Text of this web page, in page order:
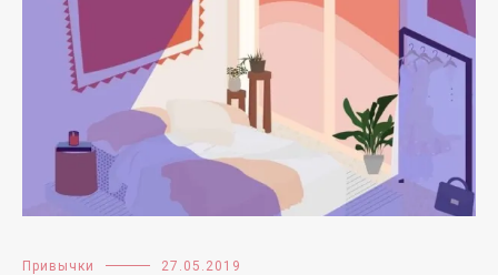
Привычки 27.05.2019